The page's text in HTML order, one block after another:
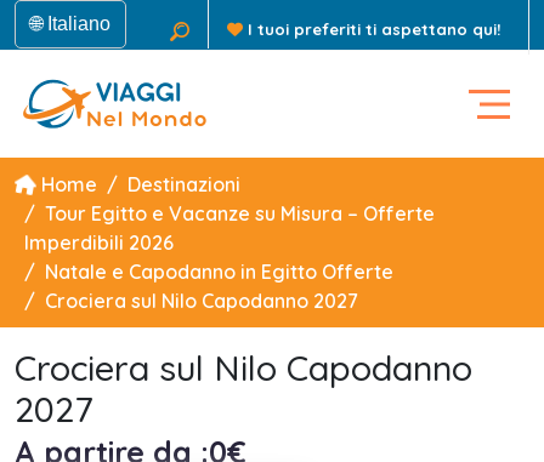
🌐 Italiano I tuoi preferiti ti aspettano qui!
Home
Destinazioni
Tour Egitto e Vacanze su Misura – Offerte
Imperdibili 2026
Natale e Capodanno in Egitto Offerte
Crociera sul Nilo Capodanno 2027
Crociera sul Nilo Capodanno
2027
A partire da :0€